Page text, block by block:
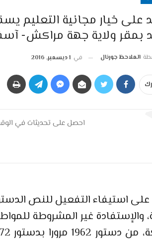
على خيار مجانية
بمقر ولاية جهة مراكش-
الملاحظ جورنال في 1 ديسمبر, 2016
احصل على تحديثات في
استيفاء التفعيل للنص
والإستفادة غير المشروطة